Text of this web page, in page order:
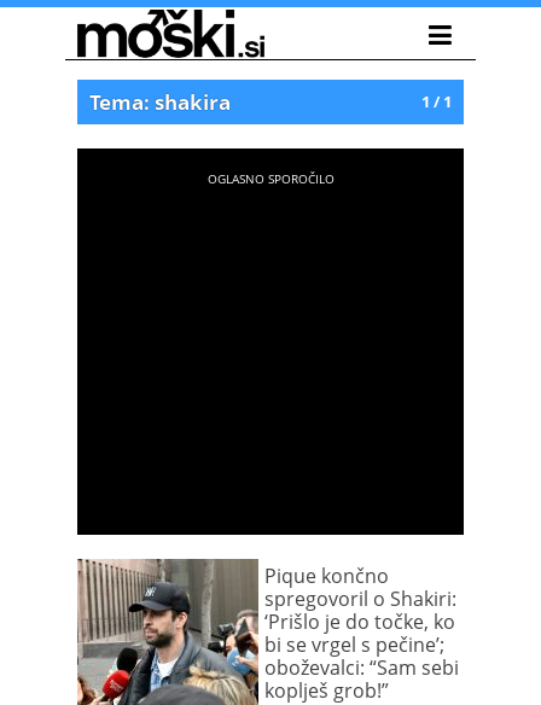
1 / 1
Tema: shakira
Pique končno
spregovoril o Shakiri:
‘Prišlo je do točke, ko
bi se vrgel s pečine’;
oboževalci: “Sam sebi
koplješ grob!”